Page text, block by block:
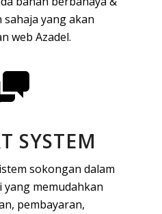
yang akan
web Azadel.
SYSTEM
sokongan dalam
memudahkan
pembayaran,